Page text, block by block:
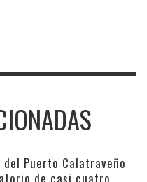
Puerto Calatraveño
de casi cuatro